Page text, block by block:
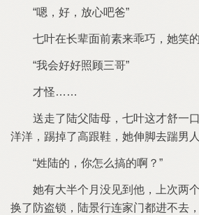
嗯 放心吧爸
长辈面前素 乖巧 笑
会 照顾三哥
才怪
送走 父 母 才舒
洋洋
踢掉 高跟鞋 伸脚去踹男人
姓 怎么搞 啊？
大半个月没见到 上次两
换
防盗锁 连家门都进 去